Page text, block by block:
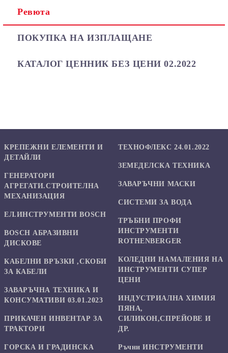
Ние ще се свържем с вас в рамките на работния ден.
Ревюта
ПОКУПКА НА ИЗПЛАЩАНЕ
КАТАЛОГ ЦЕННИК БЕЗ ЦЕНИ 02.2022
КРЕПЕЖНИ ЕЛЕМЕНТИ И
ДЕТАЙЛИ
ГЕНЕРАТОРИ
АГРЕГАТИ.СТРОИТЕЛНА
МЕХАНИЗАЦИЯ
ЕЛ.ИНСТРУМЕНТИ BOSCH
BOSCH АБРАЗИВНИ
ДИСКОВЕ
КАБЕЛНИ ВРЪЗКИ ,СКОБИ
ЗА КАБЕЛИ
ЗАВАРЪЧНА ТЕХНИКА И
КОНСУМАТИВИ 03.01.2023
ПРИКАЧЕН ИНВЕНТАР ЗА
ТРАКТОРИ
ГОРСКА И ГРАДИНСКА
ТЕХНОФЛЕКС 24.01.2022
ЗЕМЕДЕЛСКА ТЕХНИКА
ЗАВАРЪЧНИ МАСКИ
СИСТЕМИ ЗА ВОДА
ТРЪБНИ ПРОФИ
ИНСТРУМЕНТИ
ROTHENBERGER
КОЛЕДНИ НАМАЛЕНИЯ НА
ИНСТРУМЕНТИ СУПЕР
ЦЕНИ
ИНДУСТРИАЛНА ХИМИЯ
ПЯНА,
СИЛИКОН,СПРЕЙОВЕ И
ДР.
Ръчни ИНСТРУМЕНТИ